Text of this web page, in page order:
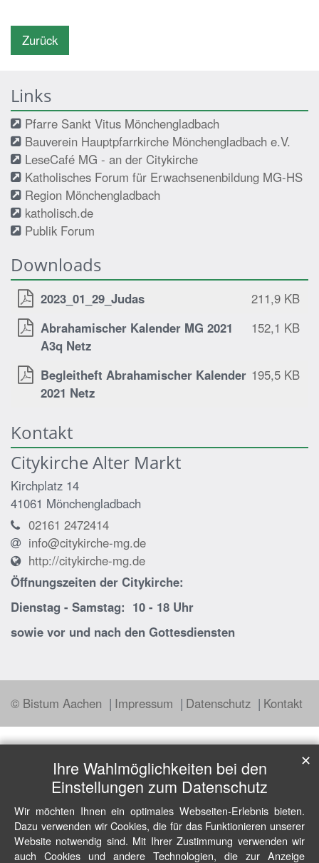
Zurück
Links
Pfarre Sankt Vitus Mönchengladbach
Bauverein Hauptpfarrkirche Mönchengladbach e.V.
LeseCafé MG - an der Citykirche
Katholisches Forum für Erwachsenenbildung MG-HS
Region Mönchengladbach
katholisch.de
Publik Forum
Downloads
2023_01_29_Judas
211,9 KB
Abrahamischer Kalender MG 2021
A3q Netz
152,1 KB
Begleitheft Abrahamischer Kalender
2021 Netz
195,5 KB
Kontakt
Citykirche Alter Markt
Kirchplatz 14
41061 Mönchengladbach
02161 2472414
info@citykirche-mg.de
http://citykirche-mg.de
Öffnungszeiten der Citykirche:
Dienstag - Samstag: 10 - 18 Uhr
sowie vor und nach den Gottesdiensten
© Bistum Aachen Impressum Datenschutz Kontakt
Ihre Wahlmöglichkeiten bei den
Einstellungen zum Datenschutz
Wir möchten Ihnen ein optimales Webseiten-Erlebnis bieten.
Dazu verwenden wir Cookies, die für das Funktionieren unserer
Website notwendig sind. Mit Ihrer Zustimmung verwenden wir
auch Cookies und andere Technologien, die zur Anzeige
✕